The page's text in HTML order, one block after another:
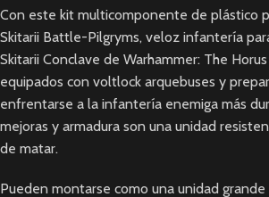
Con este kit multicomponente de plástico
Skitarii Battle-Pilgryms, veloz infantería
Skitarii Conclave de Warhammer: The
equipados con voltlock arquebuses y
enfrentarse a la infantería enemiga más
mejoras y armadura son una unidad
de matar.
Pueden montarse como una unidad